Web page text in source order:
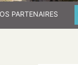
PARTENAIRES